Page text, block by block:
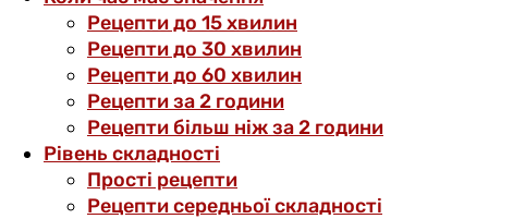
Рецепти до 15 хвилин
Рецепти до 30 хвилин
Рецепти до 60 хвилин
Рецепти за 2 години
Рецепти більш ніж за 2 години
Рівень складності
Прості рецепти
Рецепти середньої складності